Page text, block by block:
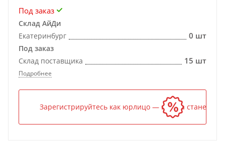
Под заказ
Склад АйДи
Екатеринбург
0 шт
Под заказ
Склад поставщика
15 шт
Подробнее
Зарегистрируйтесь как юрлицо — и цена станет